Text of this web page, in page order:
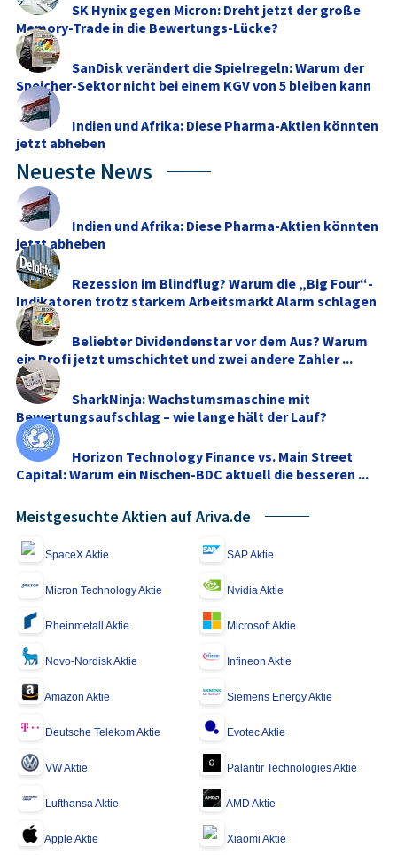
SK Hynix gegen Micron: Dreht jetzt der große
Memory‑Trade in die Bewertungs-Lücke?
SanDisk verändert die Spielregeln: Warum der
Speicher-Sektor nicht bei einem KGV von 5 bleiben kann
Indien und Afrika: Diese Pharma-Aktien könnten
jetzt abheben
Neueste News
Indien und Afrika: Diese Pharma-Aktien könnten
jetzt abheben
Rezession im Blindflug? Warum die „Big Four“-
Indikatoren trotz starkem Arbeitsmarkt Alarm schlagen
Beliebter Dividendenstar vor dem Aus? Warum
ein Profi jetzt umschichtet und zwei andere Zahler ...
SharkNinja: Wachstumsmaschine mit
Bewertungsaufschlag – wie lange hält der Lauf?
Horizon Technology Finance vs. Main Street
Capital: Warum ein Nischen-BDC aktuell die besseren ...
Meistgesuchte Aktien auf Ariva.de
SpaceX Aktie SAP Aktie
Micron Technology Aktie Nvidia Aktie
Rheinmetall Aktie Microsoft Aktie
Novo-Nordisk Aktie Infineon Aktie
Amazon Aktie Siemens Energy Aktie
Deutsche Telekom Aktie Evotec Aktie
VW Aktie Palantir Technologies Aktie
Lufthansa Aktie AMD Aktie
Apple Aktie Xiaomi Aktie